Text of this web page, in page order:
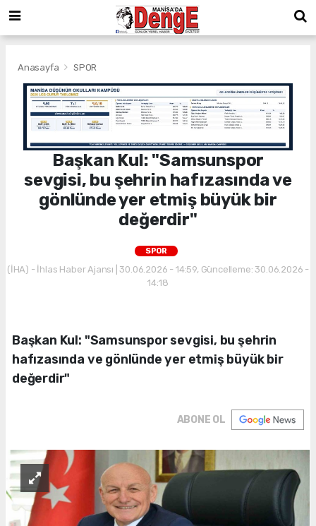
Anasayfa SPOR
Başkan Kul: "Samsunspor
sevgisi, bu şehrin hafızasında ve
gönlünde yer etmiş büyük bir
değerdir"
SPOR
(İHA) - İhlas Haber Ajansı | 30.06.2026 - 14:59, Güncelleme: 30.06.2026 -
14:18
Başkan Kul: "Samsunspor sevgisi, bu şehrin
hafızasında ve gönlünde yer etmiş büyük bir
değerdir"
ABONE OL